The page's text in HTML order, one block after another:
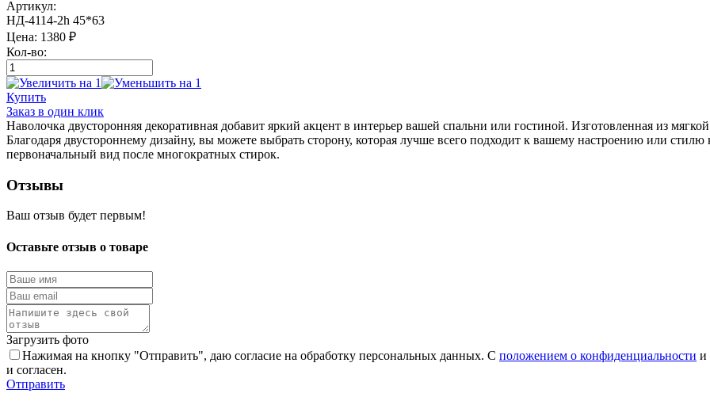
Артикул:
НД-4114-2h 45*63
Цена: 1380 ₽
Кол-во:
Купить
Заказ в один клик
Наволочка двусторонняя декоративная добавит яркий акцент в интерьер вашей спальни или гостиной. Изготовленная из
Благодаря двустороннему дизайну, вы можете выбрать сторону, которая лучше всего подходит к вашему настроению или стилю
первоначальный вид после многократных стирок.
Отзывы
Ваш отзыв будет первым!
Оставьте отзыв о товаре
Загрузить фото
Нажимая на кнопку "Отправить", даю согласие на обработку персональных данных. С положением о конфиденциальности и
и согласен.
Отправить